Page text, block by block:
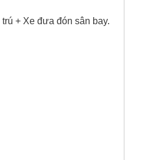
+ Xe đưa đón sân bay.